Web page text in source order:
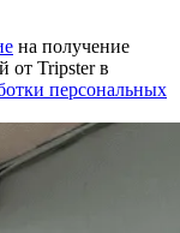
на получение
от Tripster в
персональных